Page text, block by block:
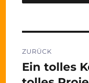
ZURÜCK
Vorheriger
Beitrag:
Ein tolles